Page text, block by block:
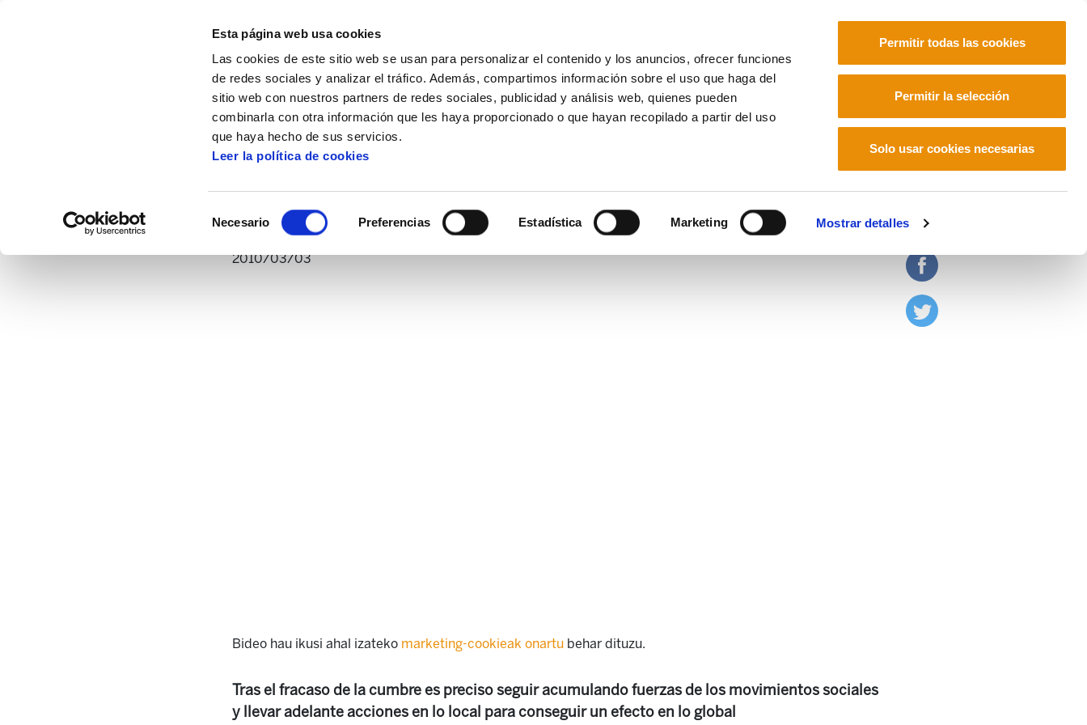
Esta página web usa cookies
Las cookies de este sitio web se usan para personalizar el contenido y los anuncios, ofrecer funciones
de redes sociales y analizar el tráfico. Además, compartimos información sobre el uso que haga del
sitio web con nuestros partners de redes sociales, publicidad y análisis web, quienes pueden
combinarla con otra información que les haya proporcionado o que hayan recopilado a partir del uso
que haya hecho de sus servicios.
Leer la política de cookies
Necesario Preferencias Estadística Marketing Mostrar detalles
Permitir todas las cookies
Permitir la selección
Solo usar cookies necesarias
Vídeos Que hacer tras el fracaso de Copenhague
2010/03/03
Bideo hau ikusi ahal izateko marketing-cookieak onartu behar dituzu.
Tras el fracaso de la cumbre es preciso seguir acumulando fuerzas de los movimientos sociales
y llevar adelante acciones en lo local para conseguir un efecto en lo global